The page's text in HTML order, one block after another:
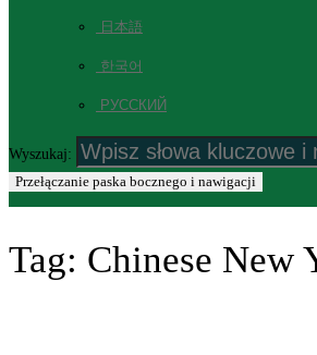
日本語
한국어
РУССКИЙ
Wyszukaj:
Przełączanie paska bocznego i nawigacji
Tag: Chinese New